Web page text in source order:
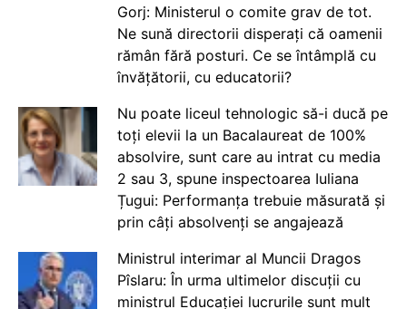
Gorj: Ministerul o comite grav de tot.
Ne sună directorii disperați că oamenii
rămân fără posturi. Ce se întâmplă cu
învățătorii, cu educatorii?
Nu poate liceul tehnologic să-i ducă pe
toți elevii la un Bacalaureat de 100%
absolvire, sunt care au intrat cu media
2 sau 3, spune inspectoarea Iuliana
Țugui: Performanța trebuie măsurată și
prin câți absolvenți se angajează
Ministrul interimar al Muncii Dragos
Pîslaru: În urma ultimelor discuții cu
ministrul Educației lucrurile sunt mult